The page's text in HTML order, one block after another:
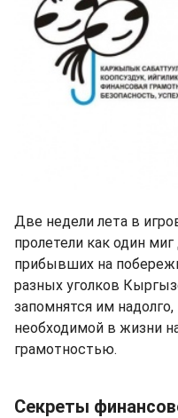
Две недели лета в
пролетели как один
прибывших на
разных уголков
запомнятся им
необходимой в жизни
грамотностью.
Секреты